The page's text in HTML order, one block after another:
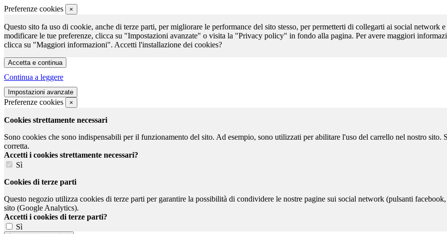
Preferenze cookies ×
Questo sito fa uso di cookie, anche di terze parti, per migliorare le performance del sito stesso, per permetterti di collegarti ai social network
modificare le tue preferenze, clicca su "Impostazioni avanzate" o visita la "Privacy policy" in fondo alla pagina. Per avere maggiori
clicca su "Maggiori informazioni". Accetti l'installazione dei cookies?
Continua a leggere
Preferenze cookies ×
Cookies strettamente necessari
Sono cookies che sono indispensabili per il funzionamento del sito. Ad esempio, sono utilizzati per abilitare l'uso del carrello nel nostro sito.
corretta.
Accetti i cookies strettamente necessari?
Sì
Cookies di terze parti
Questo negozio utilizza cookies di terze parti per garantire la possibilità di condividere le nostre pagine sui social network (pulsanti
sito (Google Analytics).
Accetti i cookies di terze parti?
Sì